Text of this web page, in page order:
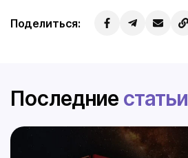
Поделиться:
Последние статьи